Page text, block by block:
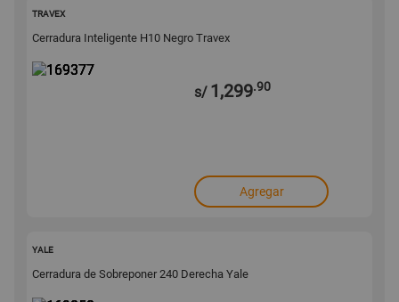
TRAVEX
Cerradura Inteligente H10 Negro Travex
s/ 1,299.90
Agregar
YALE
Cerradura de Sobreponer 240 Derecha Yale